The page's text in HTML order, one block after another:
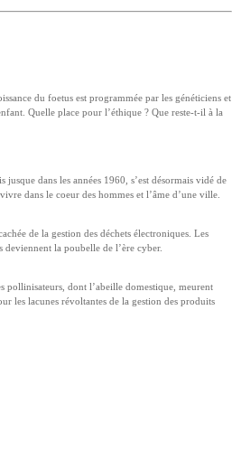
du foetus est programmée par les généticiens et
Quelle place pour l’éthique ? Que reste-t-il à la
dans les années 1960, s’est désormais vidé de
dans le coeur des hommes et l’âme d’une ville.
de la gestion des déchets électroniques. Les
la poubelle de l’ère cyber.
pollinisateurs, dont l’abeille domestique, meurent
les lacunes révoltantes de la gestion des produits